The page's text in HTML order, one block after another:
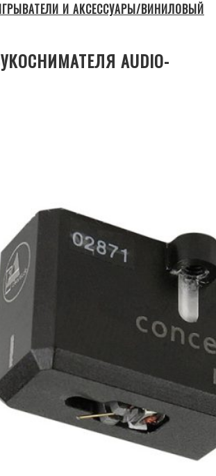
И АКСЕССУАРЫ/ВИНИЛОВЫЙ
AUDIO-